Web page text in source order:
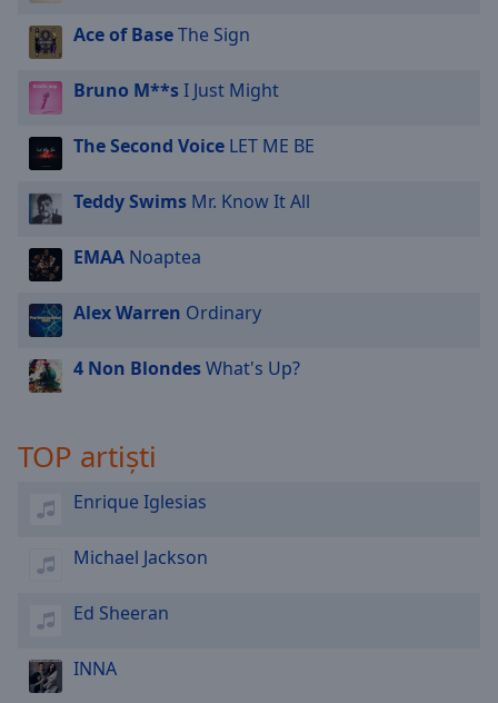
Ace of BaseThe Sign
Bruno M**sI Just Might
The Second Voice LET ME BE
Teddy Swims Mr. Know It All
EMAA Noaptea
Alex Warren Ordinary
4 Non BlondesWhat's Up?
TOP artiști
Enrique Iglesias
Michael Jackson
Ed Sheeran
INNA